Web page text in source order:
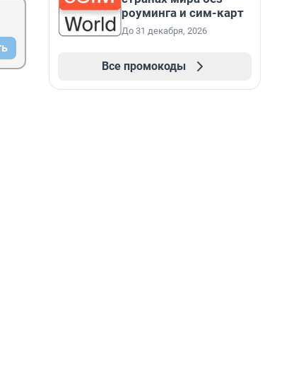
роуминга и сим-карт
До 31 декабря, 2026
Все промокоды